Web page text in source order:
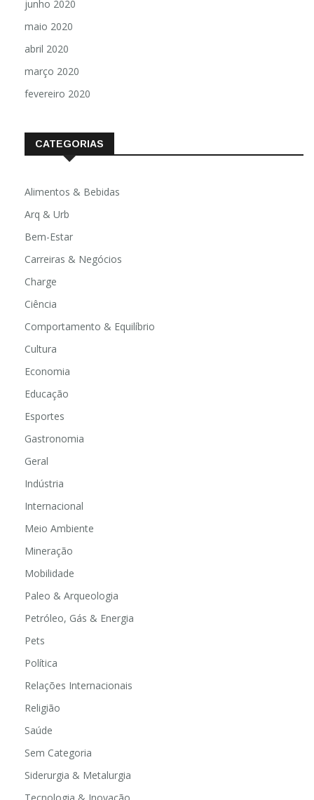
junho 2020
maio 2020
abril 2020
março 2020
fevereiro 2020
CATEGORIAS
Alimentos & Bebidas
Arq & Urb
Bem-Estar
Carreiras & Negócios
Charge
Ciência
Comportamento & Equilíbrio
Cultura
Economia
Educação
Esportes
Gastronomia
Geral
Indústria
Internacional
Meio Ambiente
Mineração
Mobilidade
Paleo & Arqueologia
Petróleo, Gás & Energia
Pets
Política
Relações Internacionais
Religião
Saúde
Sem Categoria
Siderurgia & Metalurgia
Tecnologia & Inovação